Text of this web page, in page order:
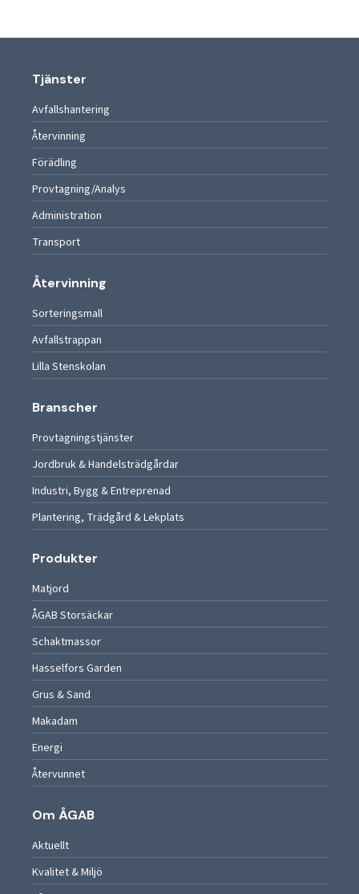
Tjänster
Avfallshantering
Återvinning
Förädling
Provtagning/Analys
Administration
Transport
Återvinning
Sorteringsmall
Avfallstrappan
Lilla Stenskolan
Branscher
Provtagningstjänster
Jordbruk & Handelsträdgårdar
Industri, Bygg & Entreprenad
Plantering, Trädgård & Lekplats
Produkter
Matjord
ÅGAB Storsäckar
Schaktmassor
Hasselfors Garden
Grus & Sand
Makadam
Energi
Återvunnet
Om ÅGAB
Aktuellt
Kvalitet & Miljö